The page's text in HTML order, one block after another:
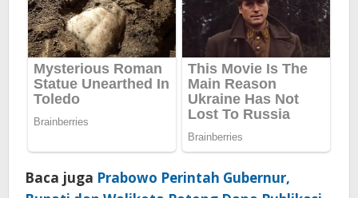
Baca juga Prabowo Perintah Gubernur,